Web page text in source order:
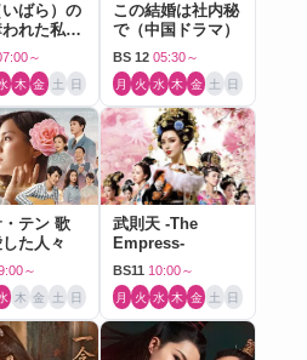
ばら）の
れた私～
ラマ）
～
木 金 土 日
この結婚は社内秘
で（中国ドラマ）
BS 12 05:30～
月 火 水 木 金 土 日
テン 歌
た人々
～
木 金 土 日
武則天 -The
Empress-
BS11 10:00～
月 火 水 木 金 土 日